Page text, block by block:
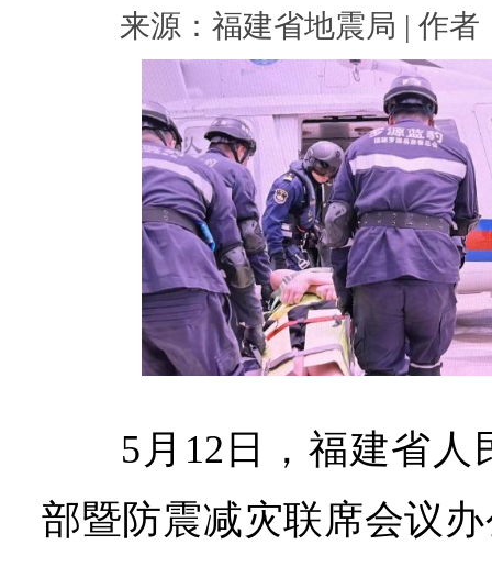
来源：福建省地震局 | 作者
5月12日，福建省
部暨防震减灾联席会议